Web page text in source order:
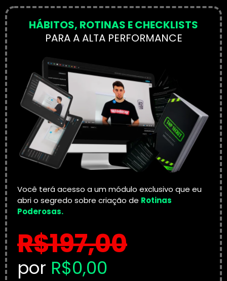
HÁBITOS, ROTINAS E CHECKLISTS
PARA A ALTA PERFORMANCE
Você terá acesso a um módulo exclusivo que eu
abri o segredo sobre criação de Rotinas
Poderosas.
R$197,00
por R$0,00